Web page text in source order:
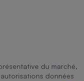
du marché,
données